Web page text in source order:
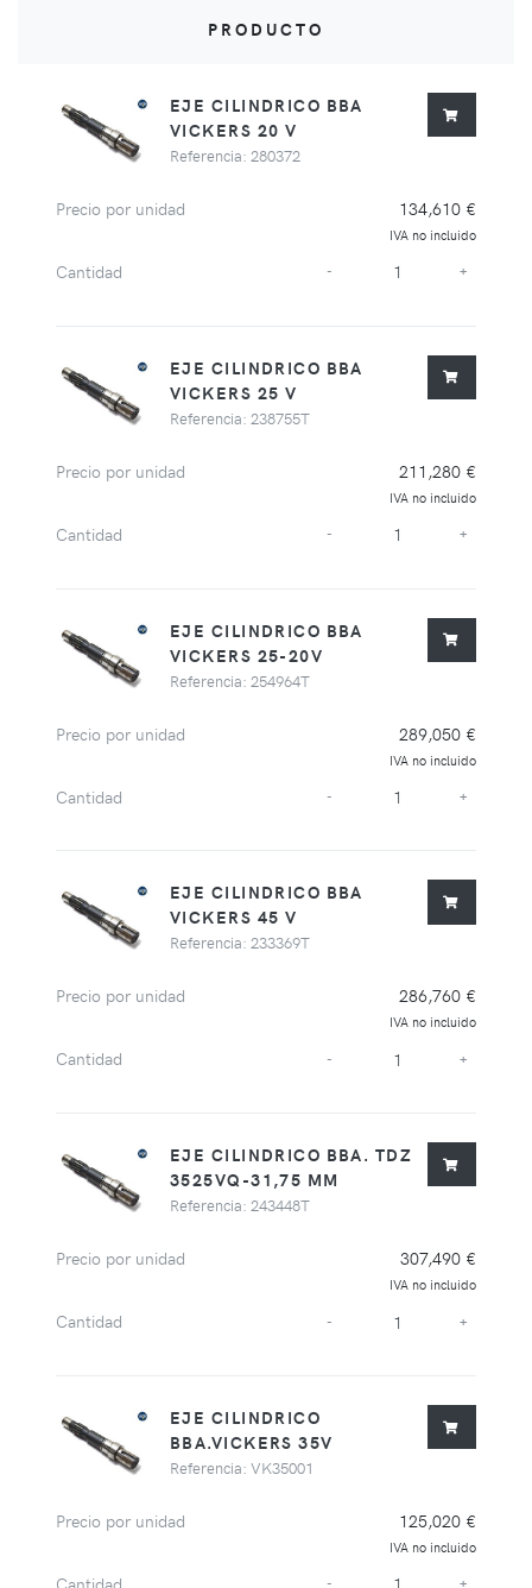
PRODUCTO
EJE CILINDRICO BBA
VICKERS 20 V
Referencia: 280372
Precio por unidad 134,610 €
IVA no incluido
Cantidad - +
EJE CILINDRICO BBA
VICKERS 25 V
Referencia: 238755T
Precio por unidad 211,280 €
IVA no incluido
Cantidad - +
EJE CILINDRICO BBA
VICKERS 25-20V
Referencia: 254964T
Precio por unidad 289,050 €
IVA no incluido
Cantidad - +
EJE CILINDRICO BBA
VICKERS 45 V
Referencia: 233369T
Precio por unidad 286,760 €
IVA no incluido
Cantidad - +
EJE CILINDRICO BBA. TDZ
3525VQ-31,75 MM
Referencia: 243448T
Precio por unidad 307,490 €
IVA no incluido
Cantidad - +
EJE CILINDRICO
BBA.VICKERS 35V
Referencia: VK35001
Precio por unidad 125,020 €
IVA no incluido
Cantidad - +